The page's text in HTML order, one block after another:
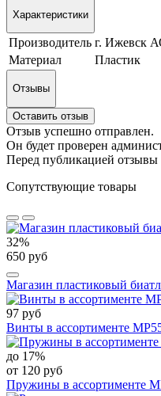
Характеристики
Производитель г. Ижевск
Материал
Пластик
Отзывы
Оставить отзыв
Отзыв успешно отправлен.
Он будет проверен
Перед публикацией
Сопутствующие товары
32%
650 руб
Магазин пластиковый
97 руб
Винты в ассортименте
до 17%
от 120 руб
Пружины в ассортименте